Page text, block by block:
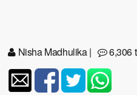
Nisha Madhulika| 6,306